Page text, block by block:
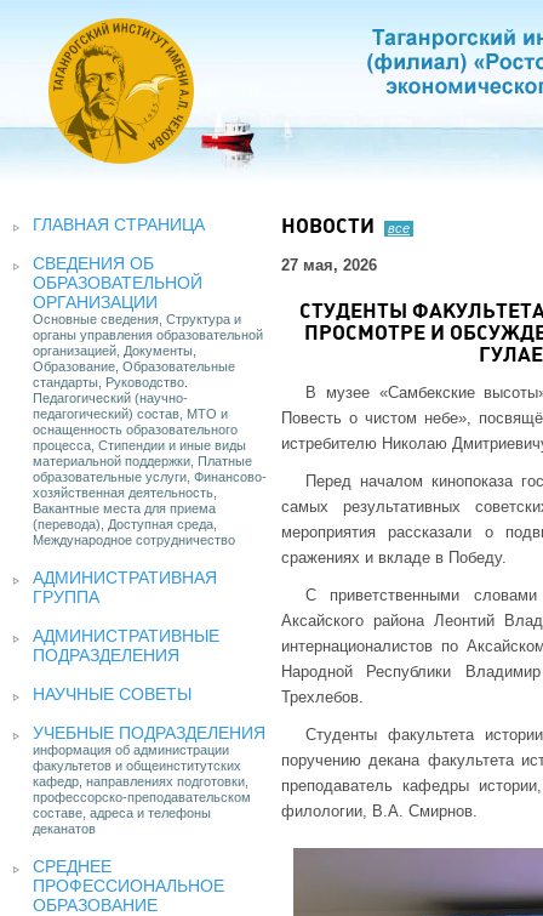
ГЛАВНАЯ СТРАНИЦА
СВЕДЕНИЯ ОБ
ОБРАЗОВАТЕЛЬНОЙ
ОРГАНИЗАЦИИ
Основные сведения, Структура и
органы управления образовательной
организацией, Документы,
Образование, Образовательные
стандарты, Руководство.
Педагогический (научно-
педагогический) состав, МТО и
оснащенность образовательного
процесса, Стипендии и иные виды
материальной поддержки, Платные
образовательные услуги, Финансово-
хозяйственная деятельность,
Вакантные места для приема
(перевода), Доступная среда,
Международное сотрудничество
АДМИНИСТРАТИВНАЯ
ГРУППА
АДМИНИСТРАТИВНЫЕ
ПОДРАЗДЕЛЕНИЯ
НАУЧНЫЕ СОВЕТЫ
УЧЕБНЫЕ ПОДРАЗДЕЛЕНИЯ
информация об администрации
факультетов и общеинститутских
кафедр, направлениях подготовки,
профессорско-преподавательском
составе, адреса и телефоны
деканатов
СРЕДНЕЕ
ПРОФЕССИОНАЛЬНОЕ
ОБРАЗОВАНИЕ
НОВОСТИ все
27 мая, 2026
СТУДЕНТЫ
ПРОСМОТРЕ И
В музее «Самбекские
Повесть о чистом небе»,
истребителю Николаю
Перед началом кинопоказа
самых результативных
мероприятия рассказали о
сражениях и вкладе в Победу.
С приветственными
Аксайского района Леонтий
интернационалистов по
Народной Республики
Трехлебов.
Студенты факультета
поручению декана факультета
преподаватель кафедры
филологии, В.А. Смирнов.